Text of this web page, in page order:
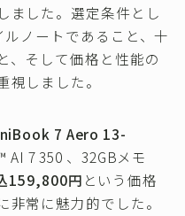
ました。選定条件とし
ノートであること、十
、そして価格と性能の
しました。
7 Aero 13-
AI 7 350 、32GBメモ
159,800円 という価格
常に魅力的でした。